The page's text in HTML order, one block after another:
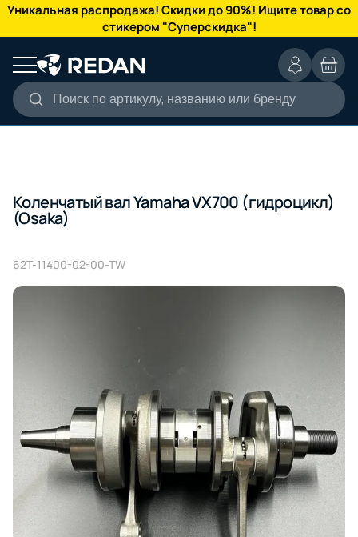
Уникальная распродажа! Скидки до 90%! Ищите товар со
стикером "Суперскидка"!
Поиск по артикулу, названию или бренду
КАТАЛОГ
Коленчатый вал Yamaha VX700 (гидроцикл)
(Osaka)
62T-11400-02-00-TW